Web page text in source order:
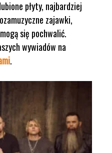
płyty, najbardziej
zajawki,
się pochwalić.
wywiadów na
.